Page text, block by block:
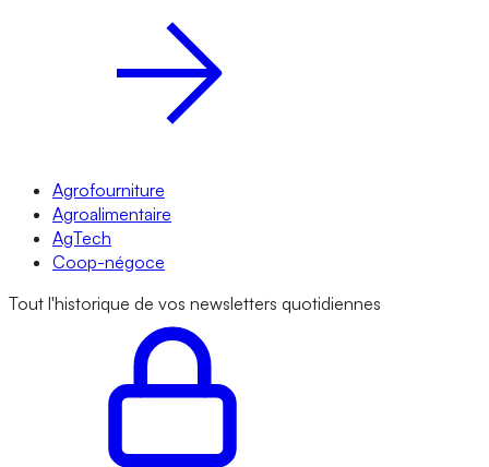
Agrofourniture
Agroalimentaire
AgTech
Coop-négoce
Tout l'historique de vos newsletters quotidiennes